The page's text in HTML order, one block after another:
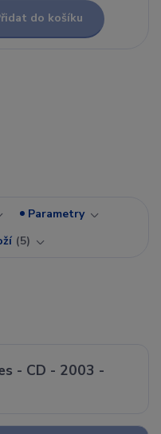
do košíku
Parametry
5
- CD - 2003 -